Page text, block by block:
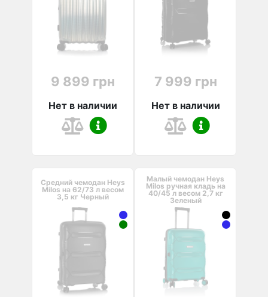
9 899 грн
Нет в наличии
7 999 грн
Нет в наличии
Средний чемодан Heys
Milos на 62/73 л весом
3,5 кг Черный
Малый чемодан Heys
Milos ручная кладь на
40/45 л весом 2,7 кг
Зеленый